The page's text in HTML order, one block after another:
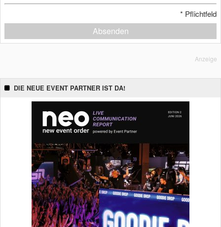
* Pflichtfeld
Absenden
Anzeige
DIE NEUE EVENT PARTNER IST DA!